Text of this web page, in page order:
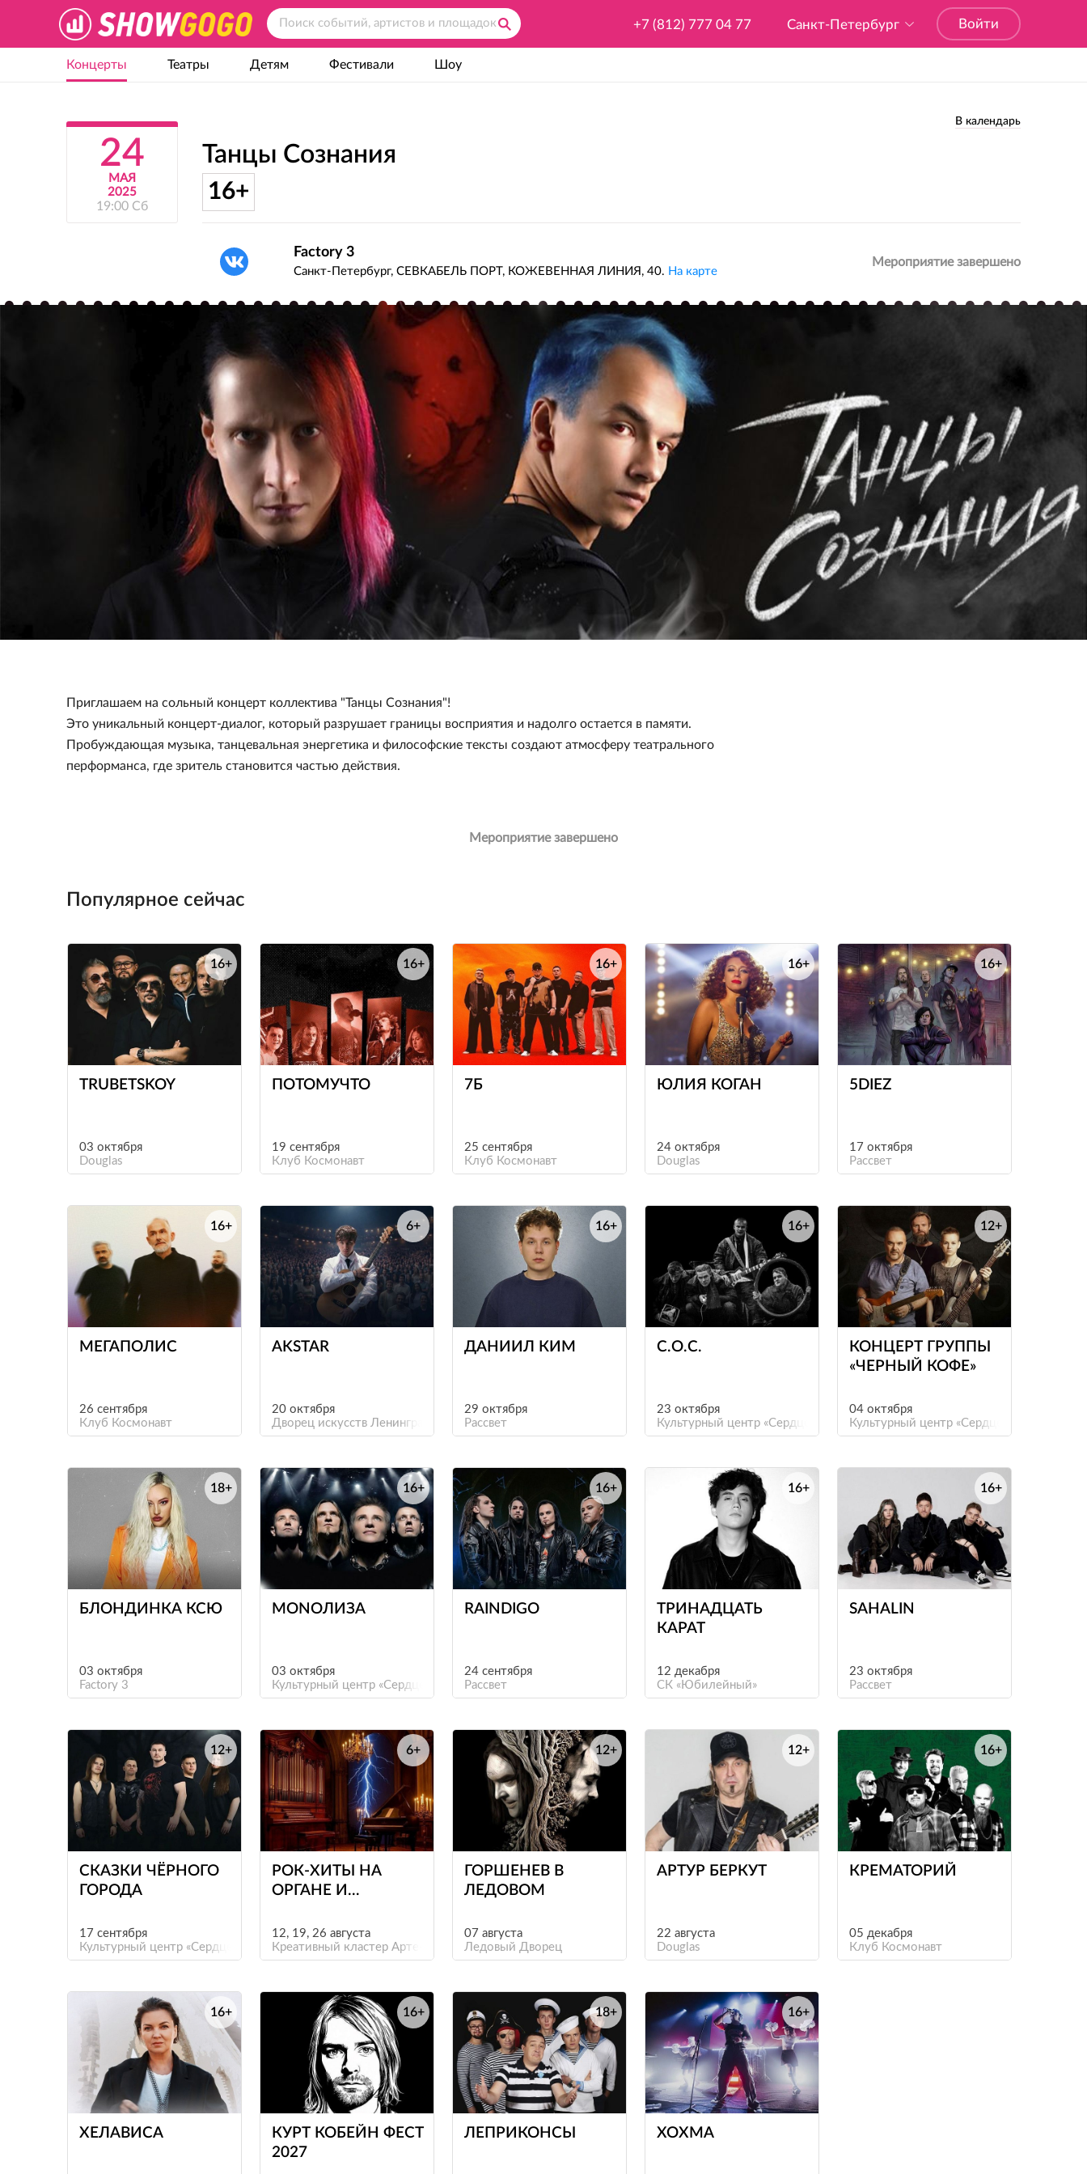
Войти
Санкт-Петербург
+7 (812) 777 04 77
Концерты Театры Детям Фестивали Шоу
В календарь
24
МАЯ
2025
19:00 Сб
Танцы Сознания
16+
Factory 3
Санкт-Петербург, СЕВКАБЕЛЬ ПОРТ, КОЖЕВЕННАЯ ЛИНИЯ, 40. На карте
Мероприятие завершено
Приглашаем на сольный концерт коллектива "Танцы Сознания"!
Это уникальный концерт-диалог, который разрушает границы восприятия и надолго остается в памяти.
Пробуждающая музыка, танцевальная энергетика и философские тексты создают атмосферу театрального
перформанса, где зритель становится частью действия.
Мероприятие завершено
Популярное сейчас
TRUBETSKOY
03 октября
Douglas
16+
е
ПОТОМУЧТО
19 сентября
Клуб Космонавт
16+
е
7Б
25 сентября
Клуб Космонавт
16+
ЮЛИЯ КОГАН
24 октября
Douglas
16+
е
5DIEZ
17 октября
Рассвет
16+
МЕГАПОЛИС
26 сентября
Клуб Космонавт
16+
е
AKSTAR
20 октября
Дворец искусств Ленинградской области
6+
ДАНИИЛ КИМ
29 октября
Рассвет
16+
е
С.О.С.
23 октября
Культурный центр «Сердце»
16+
е
КОНЦЕРТ ГРУППЫ
«ЧЕРНЫЙ КОФЕ»
04 октября
Культурный центр «Сердце»
12+
е
БЛОНДИНКА КСЮ
03 октября
Factory 3
18+
е
MONOЛИЗА
03 октября
Культурный центр «Сердце»
16+
е
RAINDIGO
24 сентября
Рассвет
16+
ТРИНАДЦАТЬ
КАРАТ
12 декабря
СК «Юбилейный»
16+
SAHALIN
23 октября
Рассвет
16+
е
СКАЗКИ ЧЁРНОГО
ГОРОДА
17 сентября
Культурный центр «Сердце»
12+
е
РОК-ХИТЫ НА
ОРГАНЕ И
СВЕЧАХ.
БОГЕМНЫЙ
12, 19, 26 августа
Креативный кластер Арте-Фактум
6+
е
ГОРШЕНЕВ В
ЛЕДОВОМ
07 августа
Ледовый Дворец
12+
е
АРТУР БЕРКУТ
22 августа
Douglas
12+
е
КРЕМАТОРИЙ
05 декабря
Клуб Космонавт
16+
ХЕЛАВИСА
16+
е
КУРТ КОБЕЙН ФЕСТ
2027
16+
е
ЛЕПРИКОНСЫ
18+
е
ХОХМА
16+